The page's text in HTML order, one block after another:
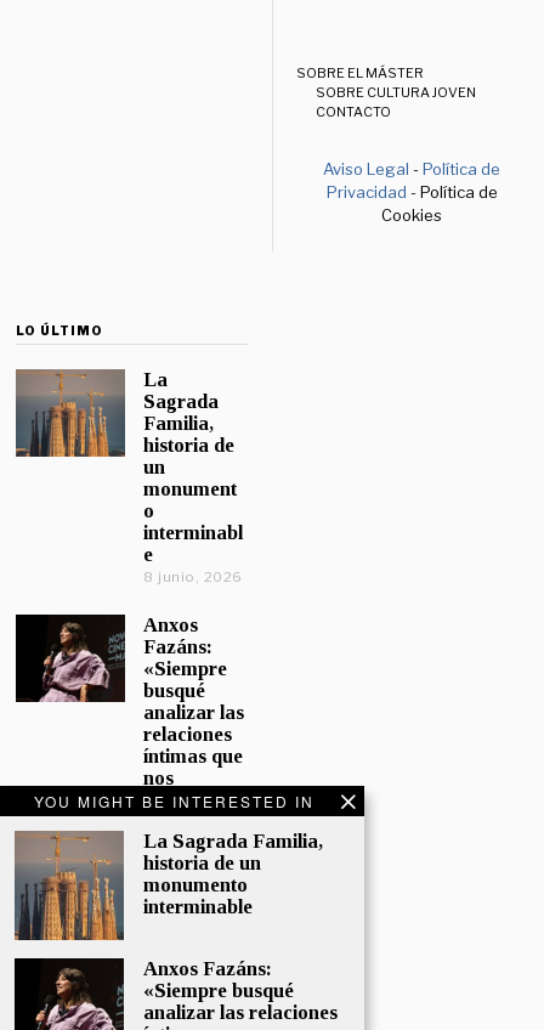
YOU MIGHT BE INTERESTED IN
La Sagrada Familia,
historia de un
monumento
interminable
Anxos Fazáns:
«Siempre busqué
analizar las relaciones
SOBRE EL MÁSTER
SOBRE CULTURA JOVEN
CONTACTO
Aviso Legal -Política de
Privacidad - Política de
Cookies
LO ÚLTIMO
La
Sagrada
Familia,
historia de
un
monument
o
interminabl
e
8 junio, 2026
Anxos
Fazáns:
«Siempre
busqué
analizar las
relaciones
íntimas que
nos
afectan»
El hijo de la
cómica, el
homenaje
Sacristán a
Fernán
Gómez
28 mayo,